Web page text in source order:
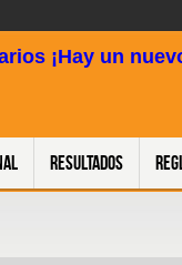
¡Hay un
Resultados